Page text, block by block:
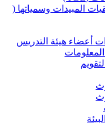
المبيدات وسمياتها (
أعضاء هيئة التدريس